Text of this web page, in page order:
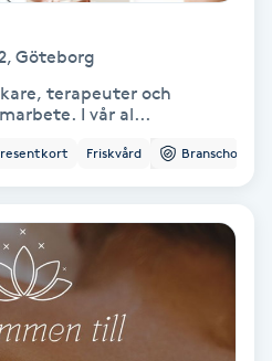
, Göteborg
terapeuter och
sjuksköterska i nära samarbete. I vår al...
Friskvård Branschorg.